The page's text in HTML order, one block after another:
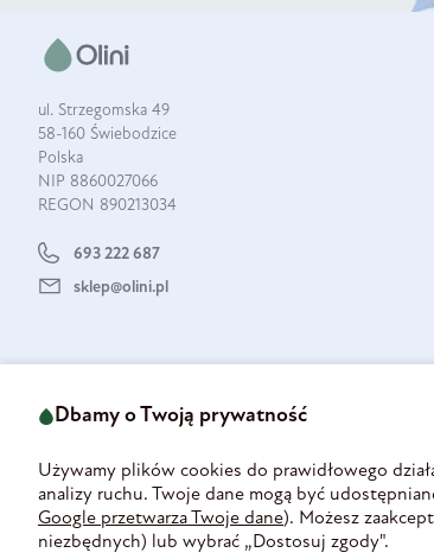
ul. Strzegomska 49
58-160 Świebodzice
Polska
NIP 8860027066
REGON 890213034
693 222 687
sklep@olini.pl
Dbamy o Twoją prywatność
Używamy plików cookies do prawidłowego
analizy ruchu. Twoje dane mogą być
Google przetwarza Twoje dane). Możesz
niezbędnych) lub wybrać „Dostosuj zgody".